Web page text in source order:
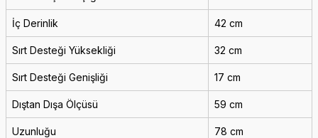
İç Derinlik 42 cm
Sırt Desteği Yüksekliği 32 cm
Sırt Desteği Genişliği 17 cm
Dıştan Dışa Ölçüsü 59 cm
Uzunluğu 78 cm